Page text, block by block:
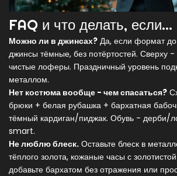
FAQ и что делать, если…
Можно ли в джинсах? Да, если формат
джинсы тёмные, без потёртостей. Сверху
чистые лоферы. Праздничный уровень
металлом.
Нет костюма вообще - чем спасаться?
брюки + белая рубашка + бархатная
тёмный кардиган/пиджак. Обувь - дерби/
smart.
Не люблю блеск. Оставьте блеск в
тёплого золота, кожаные часы с
добавьте бархатом без отражения или